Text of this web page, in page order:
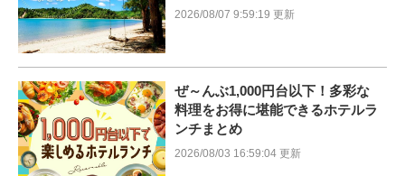
2026/08/07 9:59:19 更新
ぜ～んぶ1,000円台以下！多彩な
料理をお得に堪能できるホテルラ
ンチまとめ
2026/08/03 16:59:04 更新